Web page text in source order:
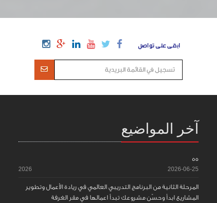
ابقى على تواصل
آخر المواضيع
55
2026-06-25
2026
المرحلة الثانية من البرنامج التدريبي العالمي في ريادة الأعمال وتطوير
المشاريع ابدأ وحسّن مشروعك تبدأ اعمالها في مقر الغرفة